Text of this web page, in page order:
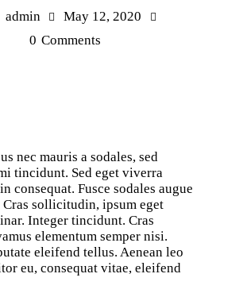
admin
May 12, 2020
0 Comments
nec mauris a sodales, sed
tincidunt. Sed eget viverra
consequat. Fusce sodales augue
Cras sollicitudin, ipsum eget
Integer tincidunt. Cras
elementum semper nisi.
eleifend tellus. Aenean leo
eu, consequat vitae, eleifend